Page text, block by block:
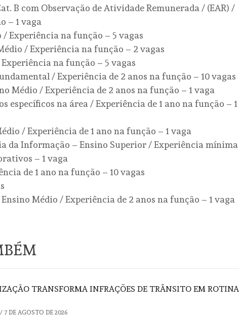
B com Observação de Atividade Remunerada / (EAR) /
– 1 vaga
Experiência na função – 5 vagas
/ Experiência na função – 2 vagas
na função – 5 vagas
/ Experiência de 2 anos na função – 10 vagas
Médio / Experiência de 2 anos na função – 1 vaga
específicos na área / Experiência de 1 ano na função – 1
/ Experiência de 1 ano na função – 1 vaga
da Informação – Ensino Superior / Experiência mínima
– 1 vaga
de 1 ano na função – 10 vagas
Médio / Experiência de 2 anos na função – 1 vaga
TRANSFORMA INFRAÇÕES DE TRÂNSITO EM ROTINA
/ 7 DE AGOSTO DE 2026